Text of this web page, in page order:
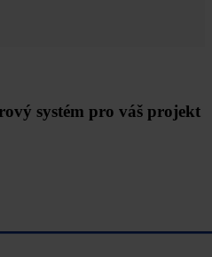
systém pro váš projekt